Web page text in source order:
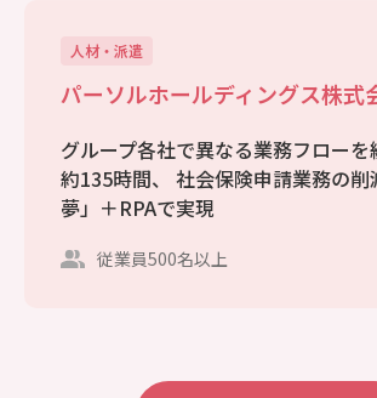
人材・派遣
パーソルホールディングス株式
グループ各社で異なる業務フローを
約135時間、 社会保険申請業務の削
夢」＋RPAで実現
従業員500名以上